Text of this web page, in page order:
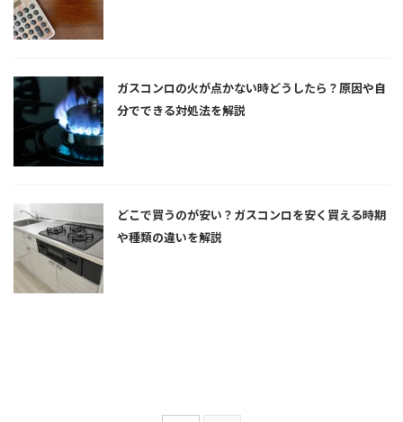
ガスコンロの火が点かない時どうしたら？原因や自
分でできる対処法を解説
どこで買うのが安い？ガスコンロを安く買える時期
や種類の違いを解説